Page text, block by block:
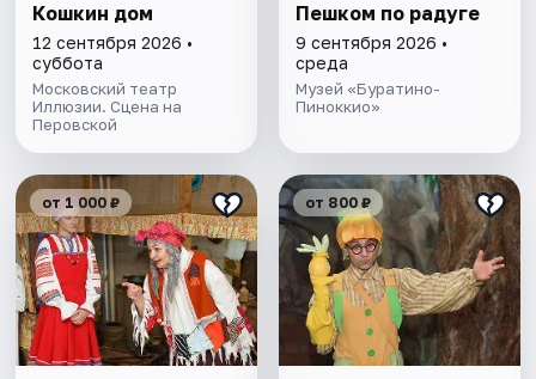
Кошкин дом
12 сентября 2026 •
суббота
Московский театр
Иллюзии. Сцена на
Перовской
Пешком по радуге
9 сентября 2026 •
среда
Музей «Буратино-
Пиноккио»
от 1 000 ₽ от 800 ₽